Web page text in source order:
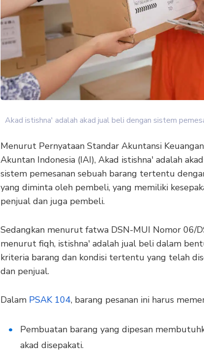
Akad istishna' adalah akad jual beli dengan sistem
Menurut Pernyataan Standar Akuntansi
Akuntan Indonesia (IAI), Akad istishna' adalah
sistem pemesanan sebuah barang tertentu
yang diminta oleh pembeli, yang memiliki
penjual dan juga pembeli.
Sedangkan menurut fatwa DSN-MUI Nomor 06/
menurut fiqh, istishna' adalah jual beli dalam
kriteria barang dan kondisi tertentu yang telah
dan penjual.
Dalam PSAK 104, barang pesanan ini harus
Pembuatan barang yang dipesan
akad disepakati.